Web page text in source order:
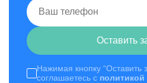
Нажимая кнопку “Оставить
соглашаетесь с
Оставить